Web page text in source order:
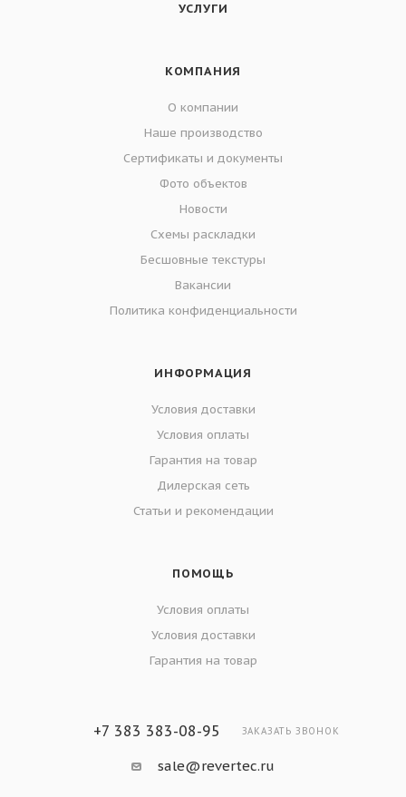
УСЛУГИ
КОМПАНИЯ
О компании
Наше производство
Сертификаты и документы
Фото объектов
Новости
Схемы раскладки
Бесшовные текстуры
Вакансии
Политика конфиденциальности
ИНФОРМАЦИЯ
Условия доставки
Условия оплаты
Гарантия на товар
Дилерская сеть
Статьи и рекомендации
ПОМОЩЬ
Условия оплаты
Условия доставки
Гарантия на товар
+7 383 383-08-95 ЗАКАЗАТЬ ЗВОНОК
sale@revertec.ru